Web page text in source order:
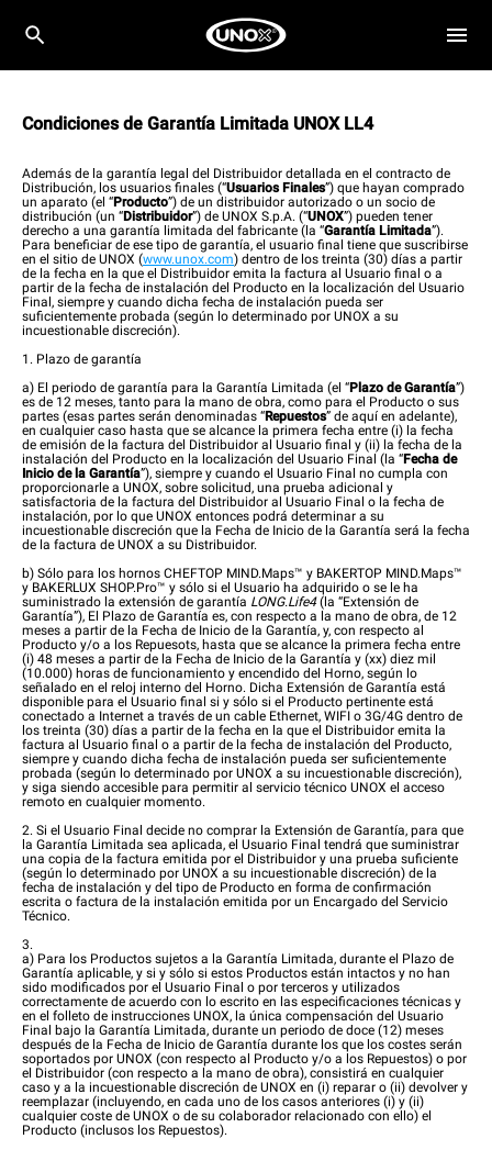
Condiciones de Garantía Limitada UNOX LL4
Además de la garantía legal del Distribuidor detallada en el contracto de
Distribución, los usuarios finales (“Usuarios Finales”) que hayan comprado
un aparato (el “Producto”) de un distribuidor autorizado o un socio de
distribución (un “Distribuidor”) de UNOX S.p.A. (“UNOX”) pueden tener
derecho a una garantía limitada del fabricante (la “Garantía Limitada”).
Para beneficiar de ese tipo de garantía, el usuario final tiene que suscribirse
en el sitio de UNOX (www.unox.com) dentro de los treinta (30) días a partir
de la fecha en la que el Distribuidor emita la factura al Usuario final o a
partir de la fecha de instalación del Producto en la localización del Usuario
Final, siempre y cuando dicha fecha de instalación pueda ser
suficientemente probada (según lo determinado por UNOX a su
incuestionable discreción).
1. Plazo de garantía
a) El periodo de garantía para la Garantía Limitada (el “Plazo de Garantía”)
es de 12 meses, tanto para la mano de obra, como para el Producto o sus
partes (esas partes serán denominadas “Repuestos” de aquí en adelante),
en cualquier caso hasta que se alcance la primera fecha entre (i) la fecha
de emisión de la factura del Distribuidor al Usuario final y (ii) la fecha de la
instalación del Producto en la localización del Usuario Final (la “Fecha de
Inicio de la Garantía”), siempre y cuando el Usuario Final no cumpla con
proporcionarle a UNOX, sobre solicitud, una prueba adicional y
satisfactoria de la factura del Distribuidor al Usuario Final o la fecha de
instalación, por lo que UNOX entonces podrá determinar a su
incuestionable discreción que la Fecha de Inicio de la Garantía será la fecha
de la factura de UNOX a su Distribuidor.
b) Sólo para los hornos CHEFTOP MIND.Maps™ y BAKERTOP MIND.Maps™
y BAKERLUX SHOP.Pro™ y sólo si el Usuario ha adquirido o se le ha
suministrado la extensión de garantía LONG.Life4(la “Extensión de
Garantía”), El Plazo de Garantía es, con respecto a la mano de obra, de 12
meses a partir de la Fecha de Inicio de la Garantía, y, con respecto al
Producto y/o a los Repuesots, hasta que se alcance la primera fecha entre
(i) 48 meses a partir de la Fecha de Inicio de la Garantía y (xx) diez mil
(10.000) horas de funcionamiento y encendido del Horno, según lo
señalado en el reloj interno del Horno. Dicha Extensión de Garantía está
disponible para el Usuario final si y sólo si el Producto pertinente está
conectado a Internet a través de un cable Ethernet, WIFI o 3G/4G dentro de
los treinta (30) días a partir de la fecha en la que el Distribuidor emita la
factura al Usuario final o a partir de la fecha de instalación del Producto,
siempre y cuando dicha fecha de instalación pueda ser suficientemente
probada (según lo determinado por UNOX a su incuestionable discreción),
y siga siendo accesible para permitir al servicio técnico UNOX el acceso
remoto en cualquier momento.
2. Si el Usuario Final decide no comprar la Extensión de Garantía, para que
la Garantía Limitada sea aplicada, el Usuario Final tendrá que suministrar
una copia de la factura emitida por el Distribuidor y una prueba suficiente
(según lo determinado por UNOX a su incuestionable discreción) de la
fecha de instalación y del tipo de Producto en forma de confirmación
escrita o factura de la instalación emitida por un Encargado del Servicio
Técnico.
3.
a) Para los Productos sujetos a la Garantía Limitada, durante el Plazo de
Garantía aplicable, y si y sólo si estos Productos están intactos y no han
sido modificados por el Usuario Final o por terceros y utilizados
correctamente de acuerdo con lo escrito en las especificaciones técnicas y
en el folleto de instrucciones UNOX, la única compensación del Usuario
Final bajo la Garantía Limitada, durante un periodo de doce (12) meses
después de la Fecha de Inicio de Garantía durante los que los costes serán
soportados por UNOX (con respecto al Producto y/o a los Repuestos) o por
el Distribuidor (con respecto a la mano de obra), consistirá en cualquier
caso y a la incuestionable discreción de UNOX en (i) reparar o (ii) devolver y
reemplazar (incluyendo, en cada uno de los casos anteriores (i) y (ii)
cualquier coste de UNOX o de su colaborador relacionado con ello) el
Producto (inclusos los Repuestos).